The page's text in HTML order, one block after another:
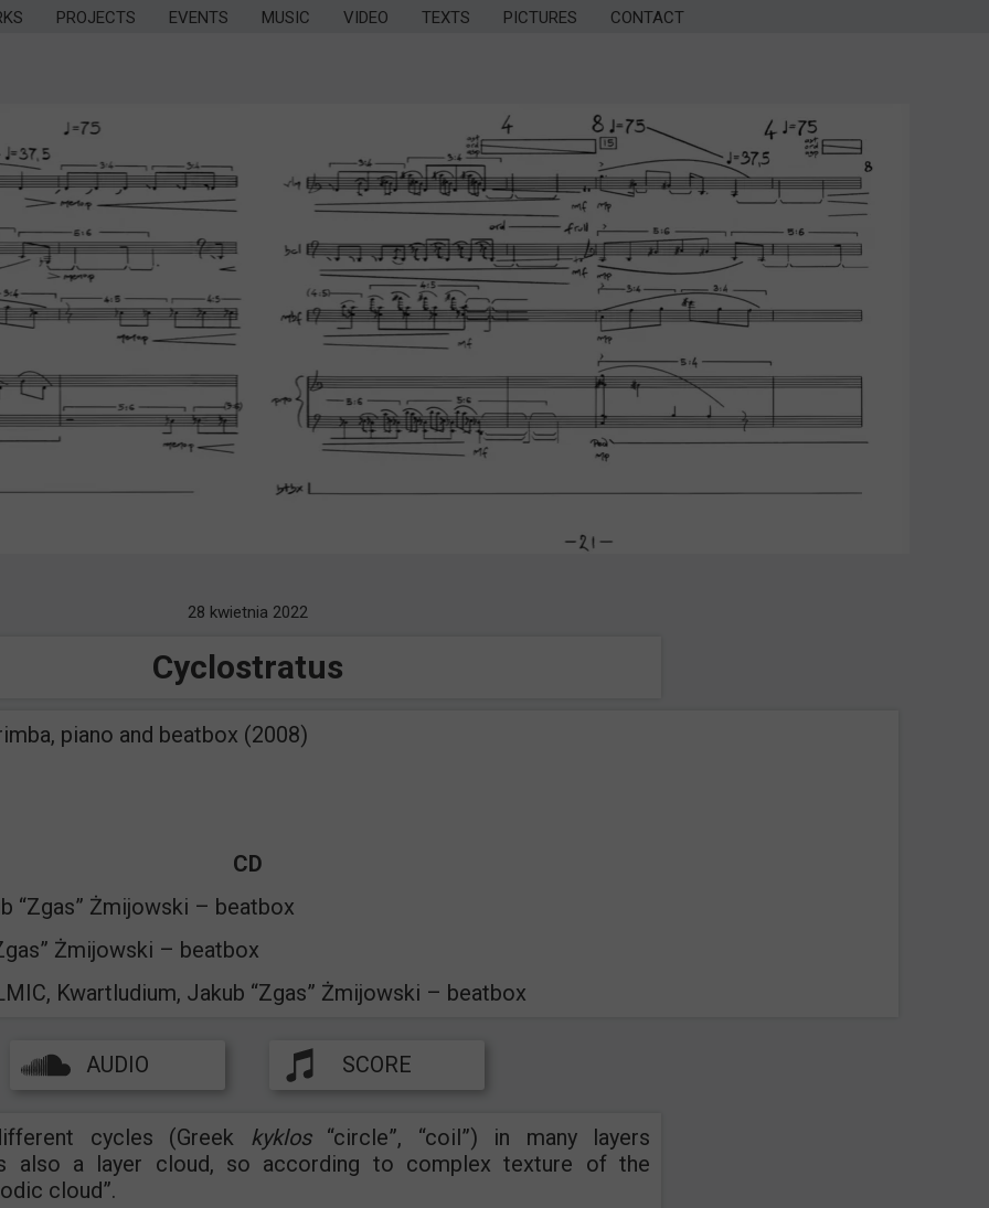
/ ORDER
PROJECTS EVENTS MUSIC VIDEO TEXTS PICTURES CONTACT
28 kwietnia 2022
Cyclostratus
piano and beatbox (2008)
CD
“Zgas” Żmijowski – beatbox
Żmijowski – beatbox
Kwartludium, Jakub “Zgas” Żmijowski – beatbox
AUDIO SCORE
cycles (Greek kyklos“circle”, “coil”) in many layers
also a layer cloud, so according to complex texture of the
cloud”.